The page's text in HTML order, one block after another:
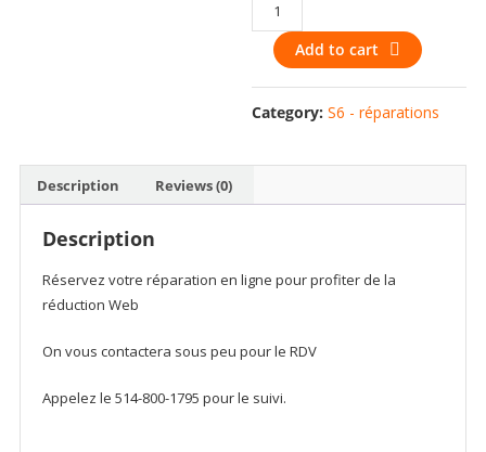
flex
G920F
quantity
Add to cart
Category:S6 - réparations
Description Reviews (0)
Description
Réservez votre réparation en ligne pour profiter de la
réduction Web
On vous contactera sous peu pour le RDV
Appelez le 514-800-1795 pour le suivi.